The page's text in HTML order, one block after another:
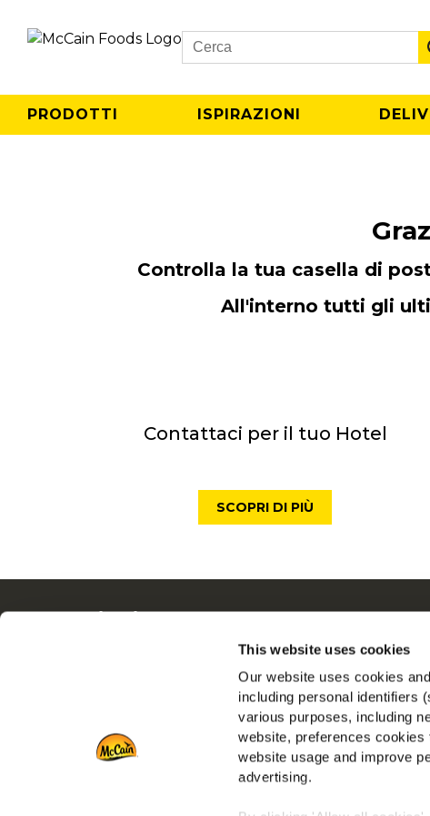
This website uses cookies
Our website uses cookies
including personal identifiers
various purposes, including
website, preferences
website usage and improve
advertising.
Search
PRODOTTI ISPIRAZIONI
Controlla la tua casella di
All'interno tutti gli
Contattaci per il tuo Hotel
SCOPRI DI PIÙ
Navigation
Download
Tutto su
Dalle
Lavora
FAQ
Servizio
Vai al sito